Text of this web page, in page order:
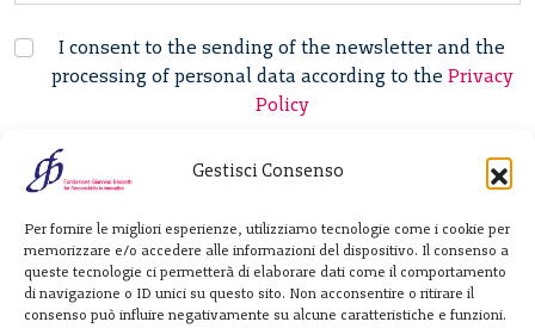
Gestisci Consenso
Per fornire le migliori esperienze, utilizziamo tecnologie come i cookie per
memorizzare e/o accedere alle informazioni del dispositivo. Il consenso a
queste tecnologie ci permetterà di elaborare dati come il comportamento
di navigazione o ID unici su questo sito. Non acconsentire o ritirare il
consenso può influire negativamente su alcune caratteristiche e funzioni.
I consent to the sending of the newsletter and the
processing of personal data according to the Privacy
Policy
Giannino Bassetti ETS
Via Michele Barozzi 4